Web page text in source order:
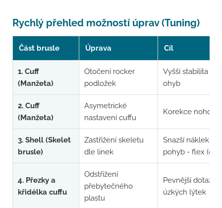
Rychlý přehled možností úprav (Tuning)
Část brusle Úprava Cíl
1. Cuff
(Manžeta)
Otočení rocker
podložek
Vyšší stabilita vs.
ohyb
2. Cuff
(Manžeta)
Asymetrické
nastavení cuffu
Korekce nohou
3. Shell (Skelet
brusle)
Zastřižení skeletu
dle linek
Snazší náklek a
pohyb - flex
4. Přezky a
křidélka cuffu
Odstřižení
přebytečného
plastu
Pevnější
úzkých lýtek